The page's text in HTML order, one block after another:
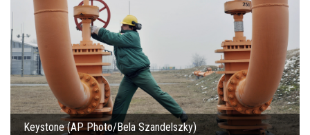
Keystone (AP Photo/Bela Szandelszky)